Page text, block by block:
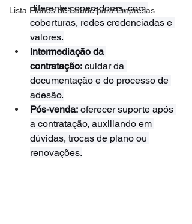
Lista Planos de Saude para Empresas
diferentes operadoras, com
coberturas, redes credenciadas e
valores.
Intermediação da
contratação: cuidar da
documentação e do processo de
adesão.
Pós-venda: oferecer suporte após
a contratação, auxiliando em
dúvidas, trocas de plano ou
renovações.